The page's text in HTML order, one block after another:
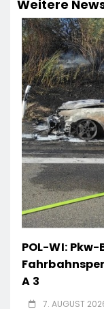
Weitere
POL-WI:
A 3
7. AUGUST